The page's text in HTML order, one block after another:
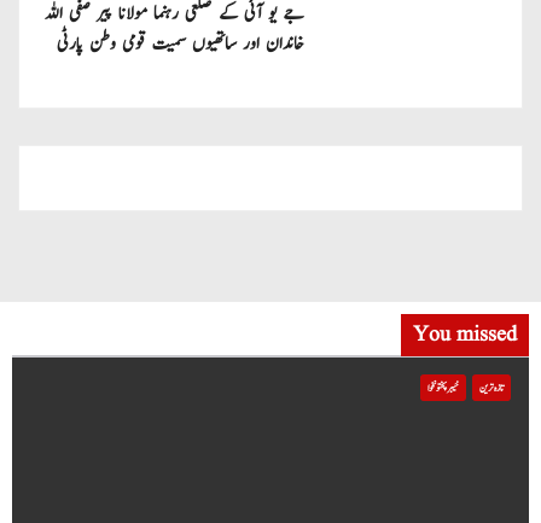
جے یو آئی کے ضلعی رہنما مولانا پیر صفی اللہ
خاندان اور ساتھیوں سمیت قومی وطن پارٹی
You missed
تازہ ترین خیبر پختونخوا